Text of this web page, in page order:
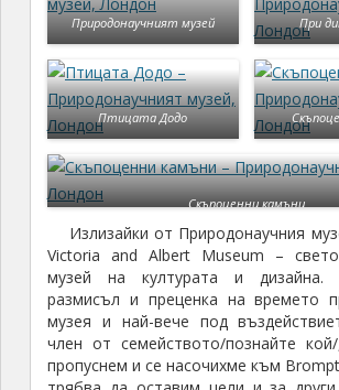
Природонаучният музей При
Птицата Додо
Скъпоценни камъни
Излизайки от Природонаучния
Victoria and Albert Museum –
музей на културата и дизайна.
размисъл и преценка на времето
музея и най-вече под
член от семейството/познайте
пропуснем и се насочихме към